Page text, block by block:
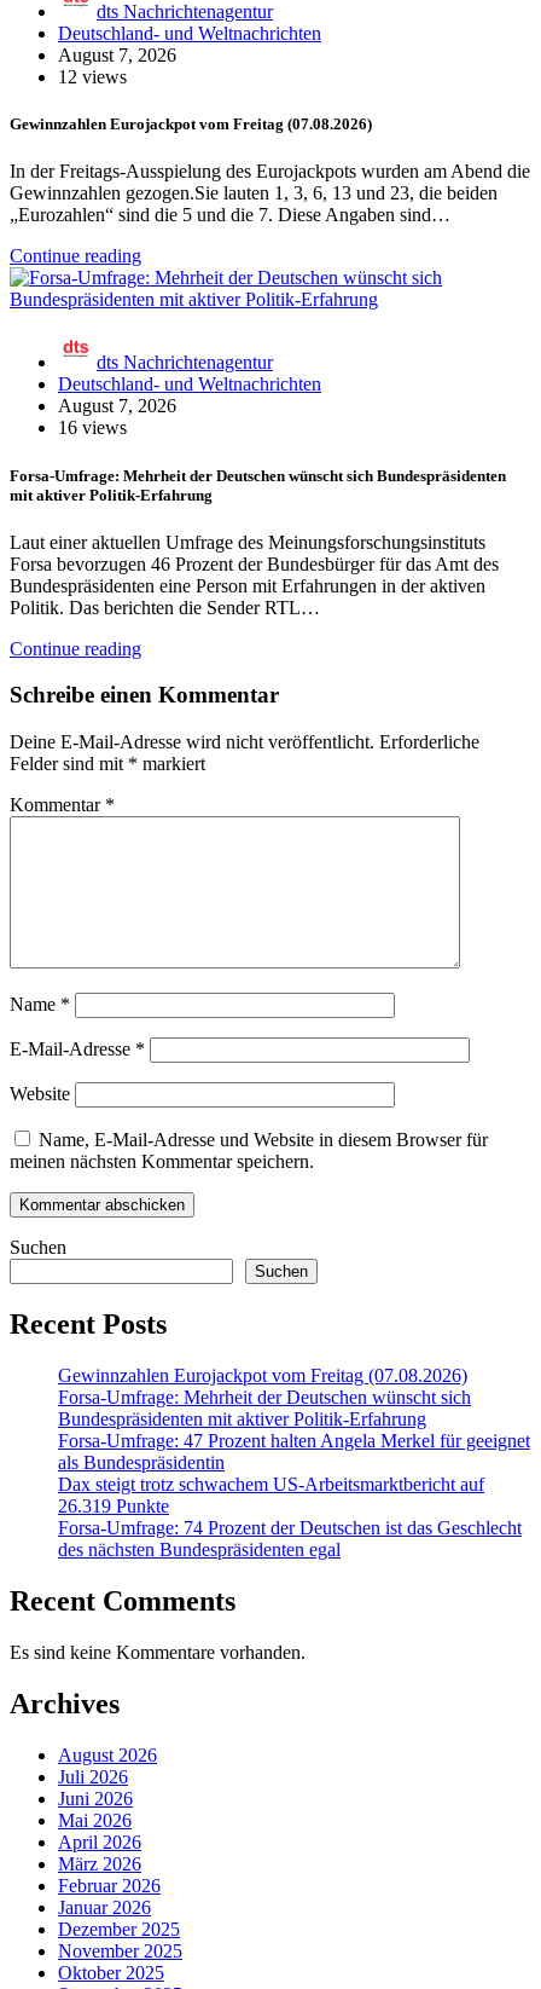
dts Nachrichtenagentur
Deutschland- und Weltnachrichten
August 7, 2026
12 views
Gewinnzahlen Eurojackpot vom Freitag (07.08.2026)
In der Freitags-Ausspielung des Eurojackpots wurden am Abend die
Gewinnzahlen gezogen.Sie lauten 1, 3, 6, 13 und 23, die beiden
„Eurozahlen“ sind die 5 und die 7. Diese Angaben sind…
Continue reading
dts Nachrichtenagentur
Deutschland- und Weltnachrichten
August 7, 2026
16 views
Forsa-Umfrage: Mehrheit der Deutschen wünscht sich Bundespräsidenten
mit aktiver Politik-Erfahrung
Laut einer aktuellen Umfrage des Meinungsforschungsinstituts
Forsa bevorzugen 46 Prozent der Bundesbürger für das Amt des
Bundespräsidenten eine Person mit Erfahrungen in der aktiven
Politik. Das berichten die Sender RTL…
Continue reading
Schreibe einen Kommentar
Deine E-Mail-Adresse wird nicht veröffentlicht. Erforderliche
Felder sind mit * markiert
Kommentar *
Name *
E-Mail-Adresse *
Website
Name, E-Mail-Adresse und Website in diesem Browser für
meinen nächsten Kommentar speichern.
Suchen
Suchen
Recent Posts
Gewinnzahlen Eurojackpot vom Freitag (07.08.2026)
Forsa-Umfrage: Mehrheit der Deutschen wünscht sich
Bundespräsidenten mit aktiver Politik-Erfahrung
Forsa-Umfrage: 47 Prozent halten Angela Merkel für geeignet
als Bundespräsidentin
Dax steigt trotz schwachem US-Arbeitsmarktbericht auf
26.319 Punkte
Forsa-Umfrage: 74 Prozent der Deutschen ist das Geschlecht
des nächsten Bundespräsidenten egal
Recent Comments
Es sind keine Kommentare vorhanden.
Archives
August 2026
Juli 2026
Juni 2026
Mai 2026
April 2026
März 2026
Februar 2026
Januar 2026
Dezember 2025
November 2025
Oktober 2025